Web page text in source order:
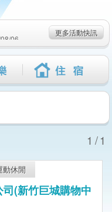
02)
06-
02)
更多活動快訊
1/1
動休閒
(新竹巨城購物中